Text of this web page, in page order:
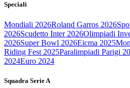
Speciali
Mondiali 2026Roland Garros 2026
2026Scudetto Inter 2026Olimpiadi
2026Super Bowl 2026Eicma 2025
Riding Fest 2025Paralimpiadi Parigi
2024Euro 2024
Squadra Serie A